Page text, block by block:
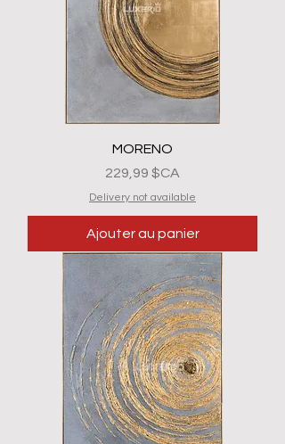
MORENO
Prix
229,99 $CA
Delivery not available
Ajouter au panier